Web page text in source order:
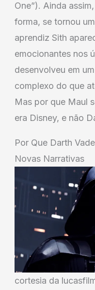
One”). Ainda
forma, se tornou
aprendiz Sith
emocionantes nos
desenvolveu em
complexo do que
Mas por que Maul
era Disney, e não
Por Que Darth
Novas Narrativas
cortesia da